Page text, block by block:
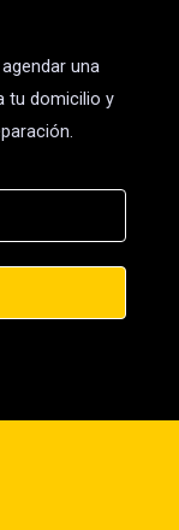
una
tu domicilio y